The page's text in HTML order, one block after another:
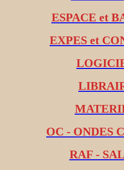
ESPACE et
EXPES et
OC - ONDES
RAF -